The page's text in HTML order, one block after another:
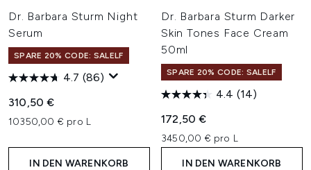
Dr. Barbara Sturm Night
Serum
SPARE 20% CODE: SALELF
4.7 (86)
310,50 €
10350,00 € pro L
IN DEN WARENKORB
Dr. Barbara Sturm Darker
Skin Tones Face Cream
50ml
SPARE 20% CODE: SALELF
4.4 (14)
172,50 €
3450,00 € pro L
IN DEN WARENKORB